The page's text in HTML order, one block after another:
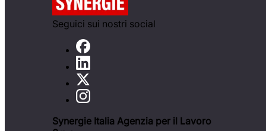
Seguici sui nostri social
Synergie Italia Agenzia per il Lavoro